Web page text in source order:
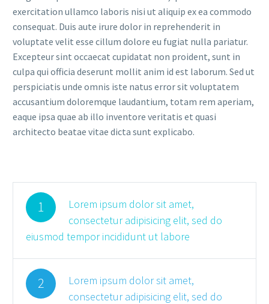
exercitation ullamco laboris nisi ut aliquip ex ea commodo
consequat. Duis aute irure dolor in reprehenderit in
voluptate velit esse cillum dolore eu fugiat nulla pariatur.
Excepteur sint occaecat cupidatat non proident, sunt in
culpa qui officia deserunt mollit anim id est laborum. Sed ut
perspiciatis unde omnis iste natus error sit voluptatem
accusantium doloremque laudantium, totam rem aperiam,
eaque ipsa quae ab illo inventore veritatis et quasi
architecto beatae vitae dicta sunt explicabo.
1
Lorem ipsum dolor sit amet,
consectetur adipisicing elit, sed do
eiusmod tempor incididunt ut labore
2
Lorem ipsum dolor sit amet,
consectetur adipisicing elit, sed do